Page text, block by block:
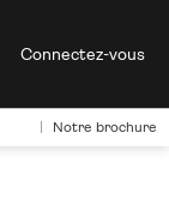
Connectez-vous
Notre brochure